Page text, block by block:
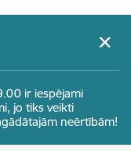
ir iespējami
jo tiks veikti
neērtībām!